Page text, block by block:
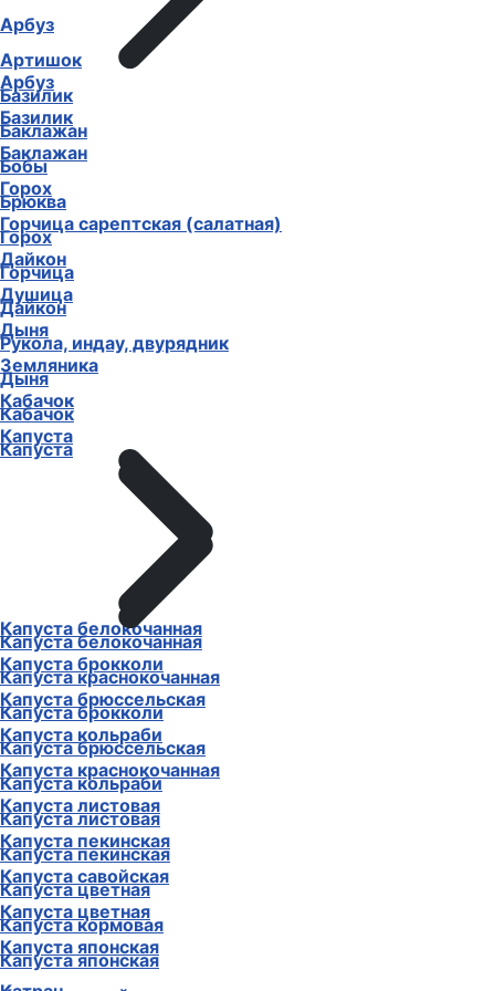
Арбуз
Базилик
Баклажан
Горох
Горчица сарептская (салатная)
Дайкон
Душица
Дыня
Земляника
Кабачок
Капуста
Капуста белокочанная
Капуста брокколи
Капуста брюссельская
Капуста кольраби
Капуста краснокочанная
Капуста листовая
Капуста пекинская
Капуста савойская
Капуста цветная
Капуста японская
Арбуз
Артишок
Базилик
Баклажан
Бобы
Брюква
Горох
Горчица
Дайкон
Рукола, индау, двурядник
Дыня
Кабачок
Капуста
Капуста белокочанная
Капуста краснокочанная
Капуста брокколи
Капуста брюссельская
Капуста кольраби
Капуста листовая
Капуста пекинская
Капуста цветная
Капуста кормовая
Капуста японская